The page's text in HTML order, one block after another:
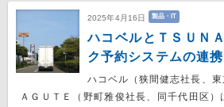
2025年4月16日 製品・IT
ハコベルとＴＳＵＮ
ク予約システムの連
ハコベル（狭間健志社長、
ＡＧＵＴＥ（野町雅俊社長、同千代田区）